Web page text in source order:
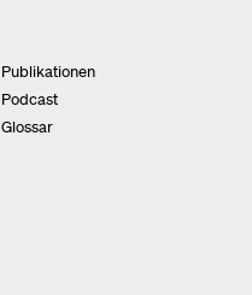
Publikationen
Podcast
Glossar